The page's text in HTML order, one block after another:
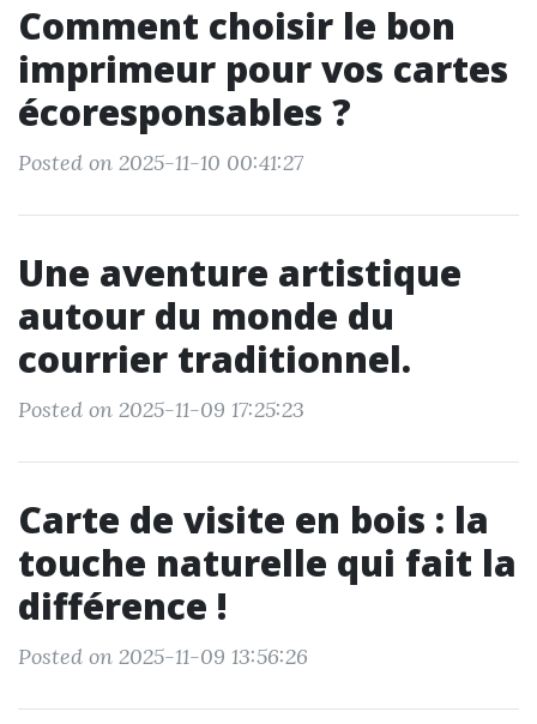
Comment choisir le bon
imprimeur pour vos cartes
écoresponsables ?
Posted on 2025-11-10 00:41:27
Une aventure artistique
autour du monde du
courrier traditionnel.
Posted on 2025-11-09 17:25:23
Carte de visite en bois : la
touche naturelle qui fait la
différence !
Posted on 2025-11-09 13:56:26